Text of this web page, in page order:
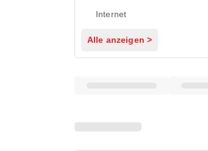
Internet
Alle anzeigen >